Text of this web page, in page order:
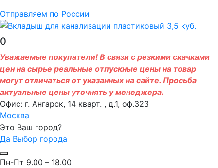
Отправляем по России
0
Уважаемые покупатели! В связи с резкими скачками
цен на сырье реальные отпускные цены на товар
могут отличаться от указанных на сайте. Просьба
актуальные цены уточнять у менеджера.
Офис: г. Ангарск, 14 кварт. , д.1, оф.323
Москва
Это Ваш город?
Да Выбор города
Пн-Пт 9.00 – 18.00